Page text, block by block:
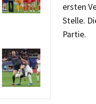
ersten
Stelle.
Partie.